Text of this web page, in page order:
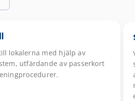
lokalerna med hjälp av
utfärdande av passerkort